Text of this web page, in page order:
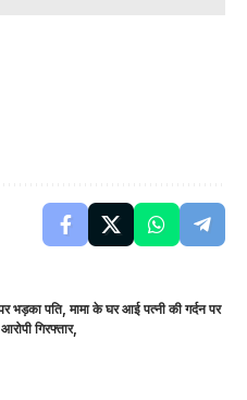
भड़का पति, मामा के घर आई पत्नी की गर्दन पर
गिरफ्तार,